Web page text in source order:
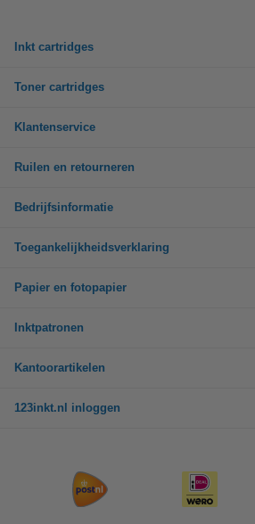
Inkt cartridges
Toner cartridges
Klantenservice
Ruilen en retourneren
Bedrijfsinformatie
Toegankelijkheidsverklaring
Papier en fotopapier
Inktpatronen
Kantoorartikelen
123inkt.nl inloggen